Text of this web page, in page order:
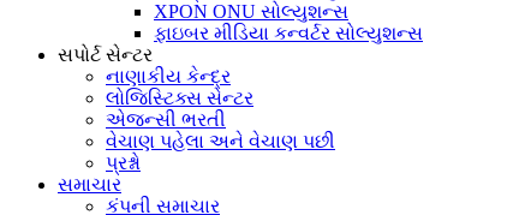
XPON ONU સોલ્યુશન્સ
ફાઇબર મીડિયા કન્વર્ટર સોલ્યુશન્સ
સપોર્ટ સેન્ટર
નાણાકીય કેન્દ્ર
લોજિસ્ટિક્સ સેન્ટર
એજન્સી ભરતી
વેચાણ પહેલા અને વેચાણ પછી
પ્રશ્નો
સમાચાર
કંપની સમાચાર